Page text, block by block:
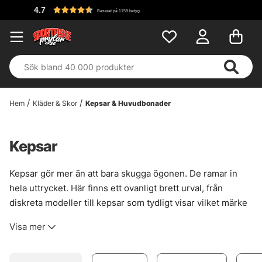
Hem Kläder & Skor Kepsar & Huvudbonader
Kepsar
Kepsar gör mer än att bara skugga ögonen. De ramar in
hela uttrycket. Här finns ett ovanligt brett urval, från
diskreta modeller till kepsar som tydligt visar vilket märke
blöta pass och när vinden vill riva lite i kanten. Små
Visa mer